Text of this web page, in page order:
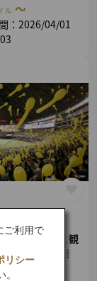
ル ～
：2026/04/01
ンクホークス観
典（1組2名様
ご利用で
リシー